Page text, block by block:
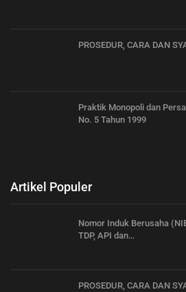
PROSEDUR, CARA DAN
Praktik Monopoli dan
No. 5 Tahun 1999
Artikel Populer
Nomor Induk Berusaha
TDP, API dan…
PROSEDUR, CARA DAN